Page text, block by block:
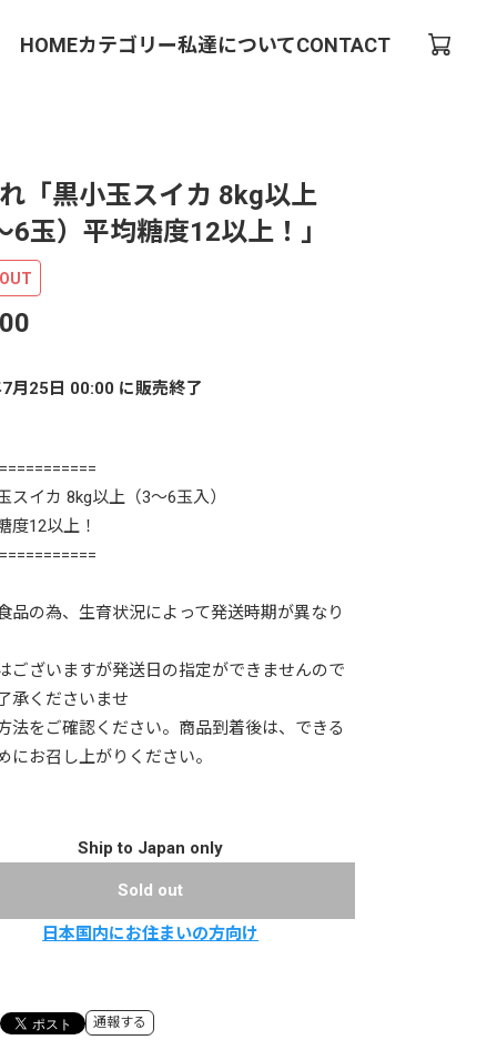
HOMEカテゴリー私達についてCONTACT
「黒小玉スイカ 8kg以上
6玉）平均糖度12以上！」
月25日 00:00 に販売終了
スイカ 8kg以上（3～6玉入）
度12以上！
品の為、生育状況によって発送時期が異なり
ございますが発送日の指定ができませんので
承くださいませ
法をご確認ください。商品到着後は、できる
にお召し上がりください。
Ship to Japan only
Sold out
日本国内にお住まいの方向け
通報する